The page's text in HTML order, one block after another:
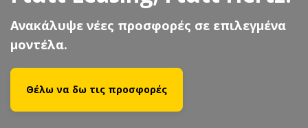
εξαργύρωσης από την AEGEAN για κάθε 1€
ενοικίασης με την Hertz.
Θέλω να μάθω περισσότερα